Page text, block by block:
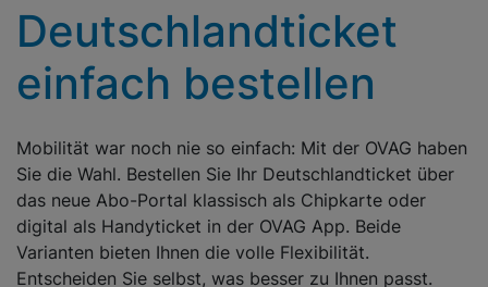
Deutschland­ticket
ein­fach be­stellen
Mobilität war noch nie so einfach: Mit der OVAG haben
Sie die Wahl. Bestellen Sie Ihr Deutschlandticket über
das neue Abo-Portal klassisch als Chipkarte oder
digital als Handyticket in der OVAG App. Beide
Varianten bieten Ihnen die volle Flexibilität.
Entscheiden Sie selbst, was besser zu Ihnen passt.